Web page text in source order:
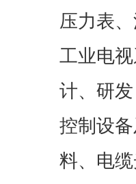
压力表
工业电
计、研
控制设
料、电